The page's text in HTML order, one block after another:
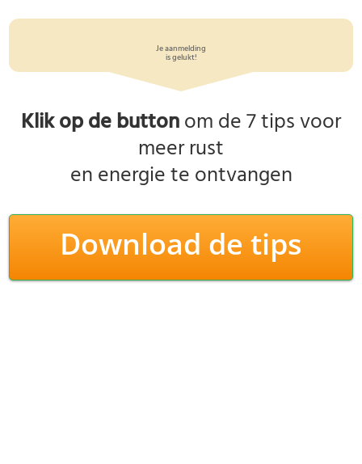
​​Je aanmelding
​is gelukt!
​Klik op de button​​om de 7 tips voor
meer rust
en energie te ontvangen
​Download ​de tips